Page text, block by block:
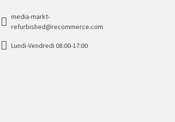
media-markt-
refurbished@recommerce.com
Lundi-Vendredi 08:00-17:00